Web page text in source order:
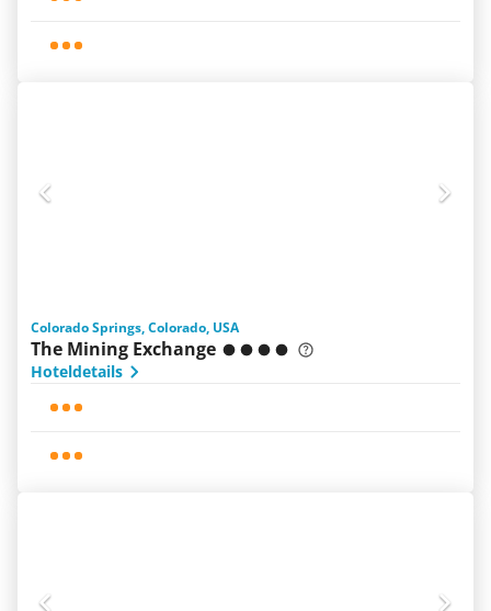
Colorado Springs, Colorado, USA
The Mining Exchange
Hoteldetails